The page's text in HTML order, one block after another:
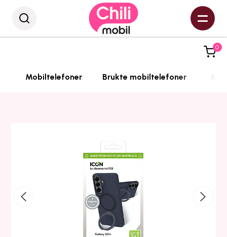
0
Mobiltelefoner Brukte mobiltelefoner